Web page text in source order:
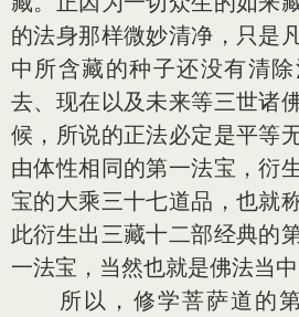
的法身那样微妙清净，只是
中所含藏的种子还没有清
去、现在以及未来等三世诸
候，所说的正法必定是平等
由体性相同的第一法宝，衍
宝的大乘三十七道品，也就
此衍生出三藏十二部经典的
一法宝，当然也就是佛法当中
所以，修学菩萨道的第